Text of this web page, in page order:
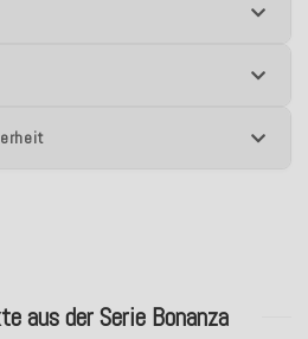
aus der Serie Bonanza